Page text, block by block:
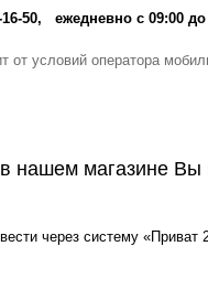
50, ежедневно с 09:00 до
от условий оператора
в нашем магазине
через систему